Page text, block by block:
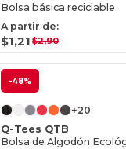
Bolsa básica reciclable
A partir de:
$1,21 $2,90
-48%
+20
Q-Tees QTB
Bolsa de Algodón